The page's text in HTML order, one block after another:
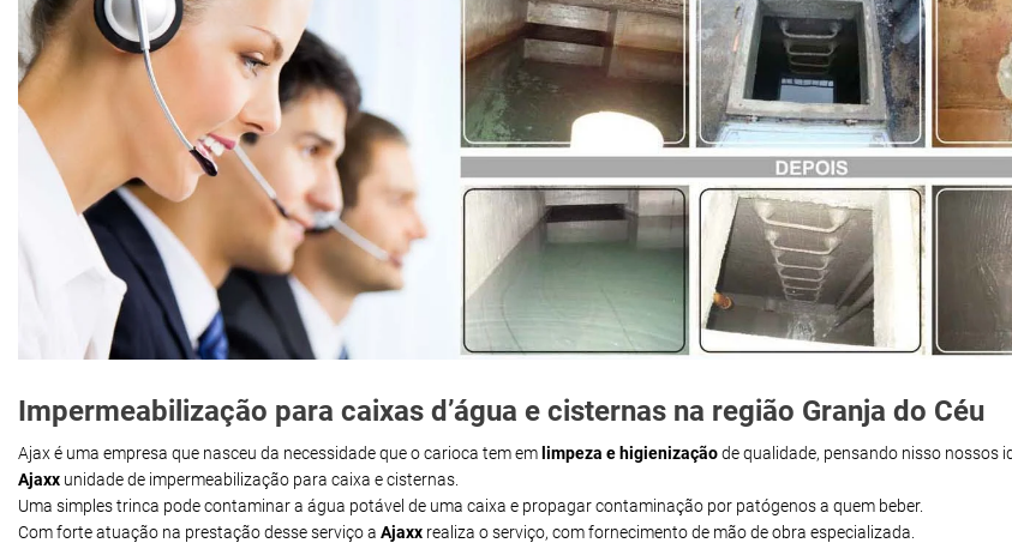
Impermeabilização para caixas d’água e cisternas na região Granja do Céu
Ajax é uma empresa que nasceu da necessidade que o carioca tem em limpeza e higienizaçãode qualidade, pensando nisso nossos
Ajaxx unidade de impermeabilização para caixa e cisternas.
Uma simples trinca pode contaminar a água potável de uma caixa e propagar contaminação por patógenos a quem beber.
Com forte atuação na prestação desse serviço a Ajaxx realiza o serviço, com fornecimento de mão de obra especializada.